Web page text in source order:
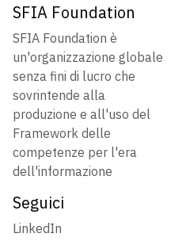
SFIA Foundation
SFIA Foundation è
un'organizzazione globale
senza fini di lucro che
sovrintende alla
produzione e all'uso del
Framework delle
competenze per l'era
dell'informazione
Seguici
LinkedIn